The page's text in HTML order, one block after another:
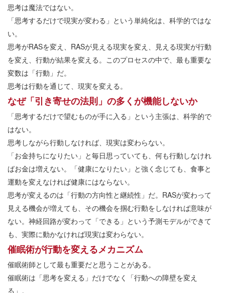
思考は魔法ではない。
「思考するだけで現実が変わる」という単純化は、科学的ではな
い。
思考がRASを変え、RASが見える現実を変え、見える現実が行動
を変え、行動が結果を変える。このプロセスの中で、最も重要な
変数は「行動」だ。
思考は行動を通じて、現実を変える。
なぜ「引き寄せの法則」の多くが機能しないか
「思考するだけで望むものが手に入る」という主張は、科学的で
はない。
思考しながら行動しなければ、現実は変わらない。
「お金持ちになりたい」と毎日思っていても、何も行動しなけれ
ばお金は増えない。「健康になりたい」と強く念じても、食事と
運動を変えなければ健康にはならない。
思考が変えるのは「行動の方向性と継続性」だ。RASが変わって
見える機会が増えても、その機会を掴む行動をしなければ意味が
ない。神経回路が変わって「できる」という予測モデルができて
も、実際に動かなければ現実は変わらない。
催眠術が行動を変えるメカニズム
催眠術師として最も重要だと思うことがある。
催眠術は「思考を変える」だけでなく「行動への障壁を変え
る」。